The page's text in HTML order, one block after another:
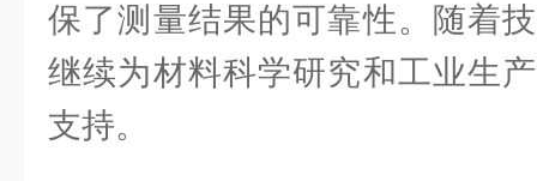
保了测量结果的可靠性。随着
继续为材料科学研究和工业生
支持。